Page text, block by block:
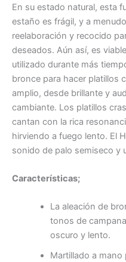
En su estado natural, esta
estaño es frágil, y a
reelaboración y recocido
deseados. Aún así, es
utilizado durante más
bronce para hacer platillos
amplio, desde brillante y
cambiante. Los platillos
cantan con la rica
hirviendo a fuego lento. El
sonido de palo semiseco y
Características;
La aleación de
tonos de
oscuro y lento.
Martillado a